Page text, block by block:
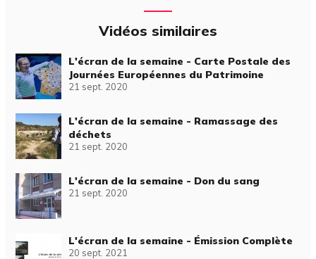
Vidéos similaires
L'écran de la semaine - Carte Postale des
Journées Européennes du Patrimoine
21 sept. 2020
L'écran de la semaine - Ramassage des
déchets
21 sept. 2020
L'écran de la semaine - Don du sang
21 sept. 2020
L'écran de la semaine - Émission Complète
20 sept. 2021